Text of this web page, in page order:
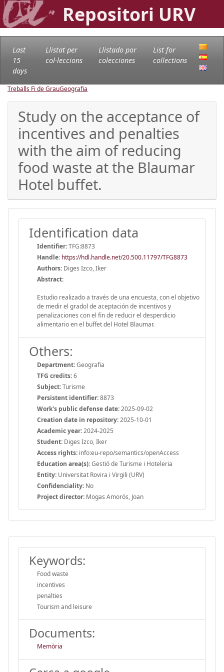
Repositori URV
Last
15
days
Llistat per
col·leccions
Llistado por
colecciones
List for
collections
Treballs Fi de GrauGeografia
Study on the acceptance of
incentives and penalties
with the aim of reducing
food waste at the Blaumar
Hotel buffet.
Identification data
Identifier:TFG:8873
Handle: https://hdl.handle.net/20.500.11797/TFG8873
Authors: Diges Izco, Iker
Abstract:
Estudio realizado a través de una encuesta, con el objetivo
de medir el gradol de aceptación de incentivos y
penalizaciones con el fin de reducir el desperdicio
alimentario en el buffet del Hotel Blaumar.
Others:
Department:Geografia
TFG credits:6
Subject:Turisme
Persistent identifier:8873
Work's public defense date:2025-09-02
Creation date in repository:2025-10-01
Academic year:2024-2025
Student: Diges Izco, Iker
Access rights: info:eu-repo/semantics/openAccess
Education area(s):Gestió de Turisme i Hoteleria
Entity: Universitat Rovira i Virgili (URV)
Confidenciality: No
Project director: Mogas Amorós, Joan
Keywords:
Food waste
incentives
penalties
Tourism and leisure
Documents:
Memòria